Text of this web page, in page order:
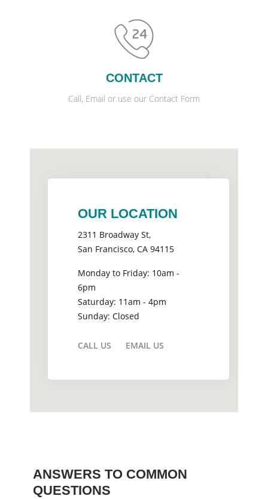
CONTACT
Call, Email or use our Contact Form
OUR LOCATION
2311 Broadway St,
San Francisco, CA 94115
Monday to Friday: 10am -
6pm
Saturday: 11am - 4pm
Sunday: Closed
CALL US EMAIL US
ANSWERS TO COMMON
QUESTIONS